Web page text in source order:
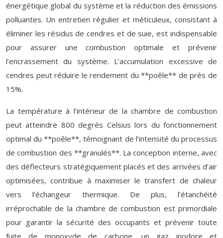
énergétique global du système et la réduction des émissions
polluantes. Un entretien régulier et méticuleux, consistant à
éliminer les résidus de cendres et de suie, est indispensable
pour assurer une combustion optimale et prévenir
l’encrassement du système. L’accumulation excessive de
cendres peut réduire le rendement du **poêle** de près de
15%.
La température à l’intérieur de la chambre de combustion
peut atteindre 800 degrés Celsius lors du fonctionnement
optimal du **poêle**, témoignant de l’intensité du processus
de combustion des **granulés**. La conception interne, avec
des déflecteurs stratégiquement placés et des arrivées d’air
optimisées, contribue à maximiser le transfert de chaleur
vers l’échangeur thermique. De plus, l’étanchéité
irréprochable de la chambre de combustion est primordiale
pour garantir la sécurité des occupants et prévenir toute
fuite de monoxyde de carbone, un gaz inodore et